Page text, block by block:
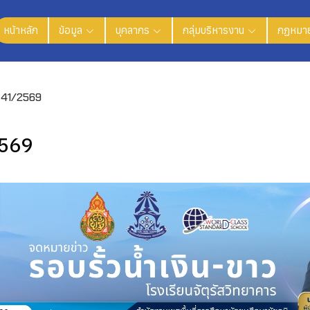
หน้าหลัก ข้อมูล บุคลากร กลุ่มบริหารงาน กฏหมา
2569